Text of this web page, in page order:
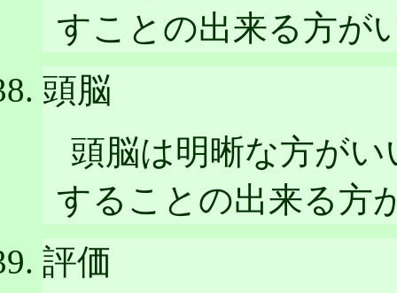
すことの出来る方が
頭脳
頭脳は明晰な方が
することの出来る方
評価